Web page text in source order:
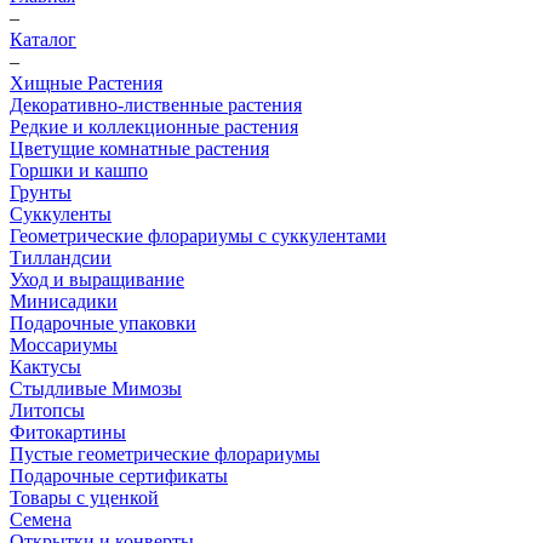
–
Каталог
–
Хищные Растения
Декоративно-лиственные растения
Редкие и коллекционные растения
Цветущие комнатные растения
Горшки и кашпо
Грунты
Суккуленты
Геометрические флорариумы с суккулентами
Тилландсии
Уход и выращивание
Минисадики
Подарочные упаковки
Моссариумы
Кактусы
Стыдливые Мимозы
Литопсы
Фитокартины
Пустые геометрические флорариумы
Подарочные сертификаты
Товары с уценкой
Семена